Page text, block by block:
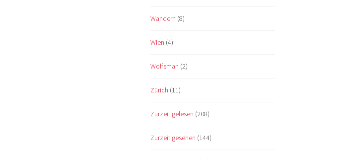
Wandern (8)
Wien (4)
Wolfsman (2)
Zürich (11)
Zurzeit gelesen (208)
Zurzeit gesehen (144)